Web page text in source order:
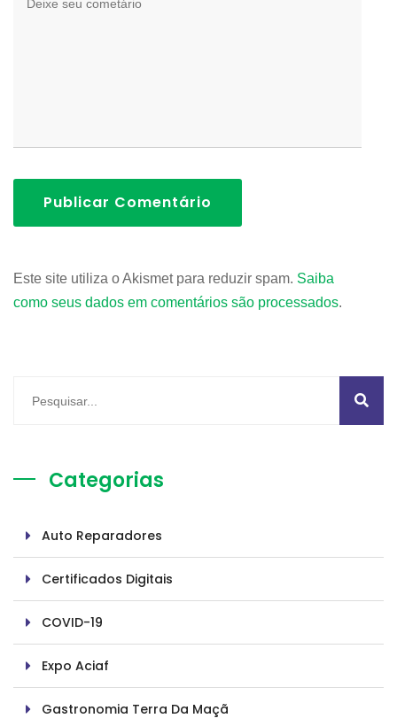
Publicar Comentário
Este site utiliza o Akismet para reduzir spam. Saiba
como seus dados em comentários são processados.
Categorias
Auto Reparadores
Certificados Digitais
COVID-19
Expo Aciaf
Gastronomia Terra Da Maçã